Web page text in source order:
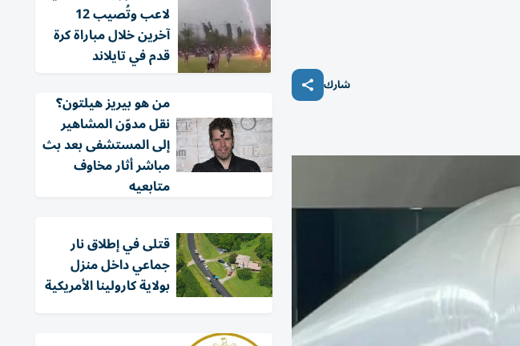
شارك
لاعب وتُصيب 12
آخرين خلال مباراة كرة
قدم في تايلاند
من هو بيريز هيلتون؟
نقل مدوّن المشاهير
إلى المستشفى بعد بث
مباشر أثار مخاوف
متابعيه
قتلى في إطلاق نار
جماعي داخل منزل
بولاية كارولينا الأمريكية